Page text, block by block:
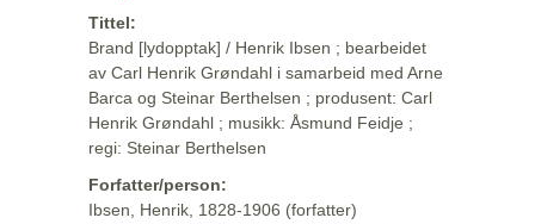
Tittel:
Brand [lydopptak] / Henrik Ibsen ; bearbeidet
av Carl Henrik Grøndahl i samarbeid med Arne
Barca og Steinar Berthelsen ; produsent: Carl
Henrik Grøndahl ; musikk: Åsmund Feidje ;
regi: Steinar Berthelsen
Forfatter/person:
Ibsen, Henrik, 1828-1906 (forfatter)